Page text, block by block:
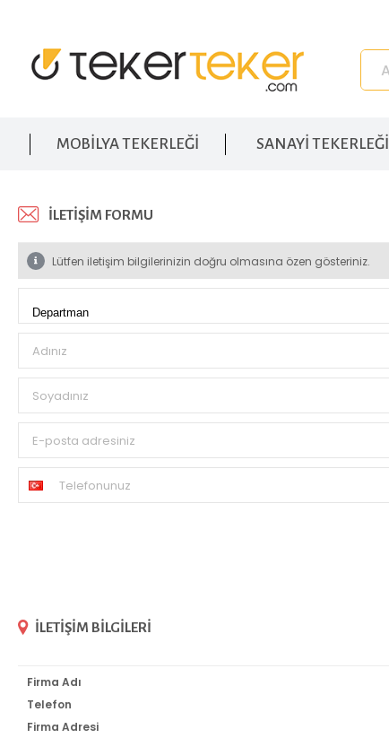
MOBİLYA TEKERLEĞİ SANAYİ TEKERLEĞİ
İLETIŞIM FORMU
Lütfen iletişim bilgilerinizin doğru olmasına özen gösteriniz.
Adınız
Soyadınız
E-posta adresiniz
Telefonunuz
İLETIŞIM BILGILERI
Firma Adı
Telefon
Firma Adresi